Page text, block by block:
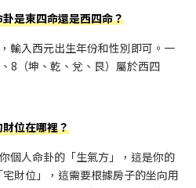
是東四命還是西四命？
輸入西元出生年份和性別即可。一
8（坤、乾、兌、艮）屬於西四
位在哪裡？
個人命卦的「生氣方」，這是你的
財位」，這需要根據房子的坐向用